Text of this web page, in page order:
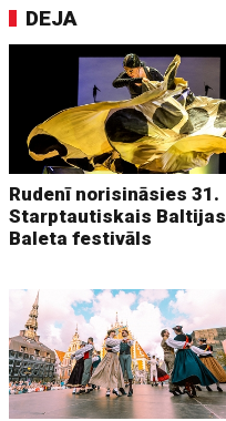
DEJA
Rudenī norisināsies 31.
Starptautiskais Baltijas
Baleta festivāls